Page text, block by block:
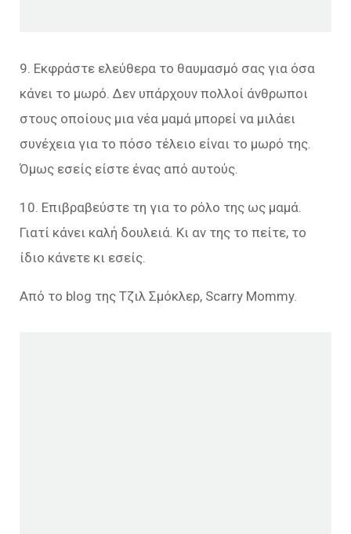
9. Εκφράστε ελεύθερα το θαυμασμό σας για όσα
κάνει το μωρό. Δεν υπάρχουν πολλοί άνθρωποι
στους οποίους μια νέα μαμά μπορεί να μιλάει
συνέχεια για το πόσο τέλειο είναι το μωρό της.
Όμως εσείς είστε ένας από αυτούς.
10. Επιβραβεύστε τη για το ρόλο της ως μαμά.
Γιατί κάνει καλή δουλειά. Κι αν της το πείτε, το
ίδιο κάνετε κι εσείς.
Από το blog της Τζιλ Σμόκλερ, Scarry Mommy.